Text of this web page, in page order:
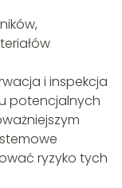
i inspekcja
potencjalnych
ryzyko tych